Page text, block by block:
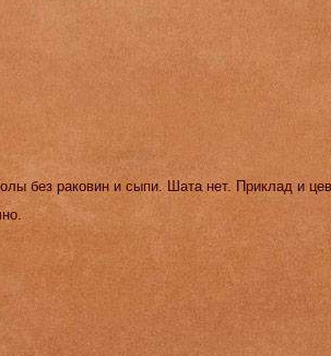
без раковин и сыпи. Шата нет. Приклад и